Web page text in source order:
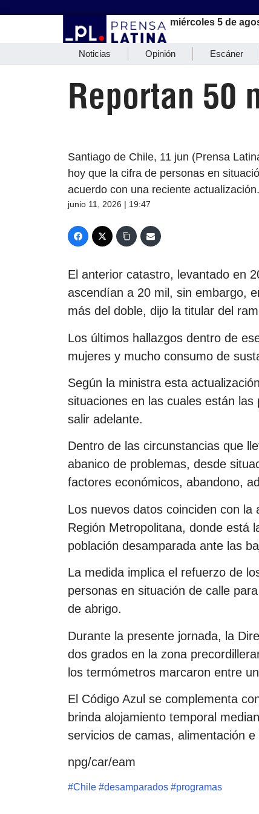
miércoles 5 de
Noticias Opinión Escáner
Reportan 50
Santiago de Chile, 11 jun (Prensa
hoy que la cifra de personas en
acuerdo con una reciente actualización.
junio 11, 2026 | 19:47
El anterior catastro, levantado en
ascendían a 20 mil, sin embargo,
más del doble, dijo la titular del
Los últimos hallazgos dentro de
mujeres y mucho consumo de
Según la ministra esta
situaciones en las cuales están
salir adelante.
Dentro de las circunstancias que
abanico de problemas, desde
factores económicos, abandono,
Los nuevos datos coinciden con la
Región Metropolitana, donde está
población desamparada ante las
La medida implica el refuerzo de
personas en situación de calle
de abrigo.
Durante la presente jornada, la
dos grados en la zona
los termómetros marcaron entre
El Código Azul se complementa
brinda alojamiento temporal
servicios de camas, alimentación e
npg/car/eam
#Chile #desamparados #programas